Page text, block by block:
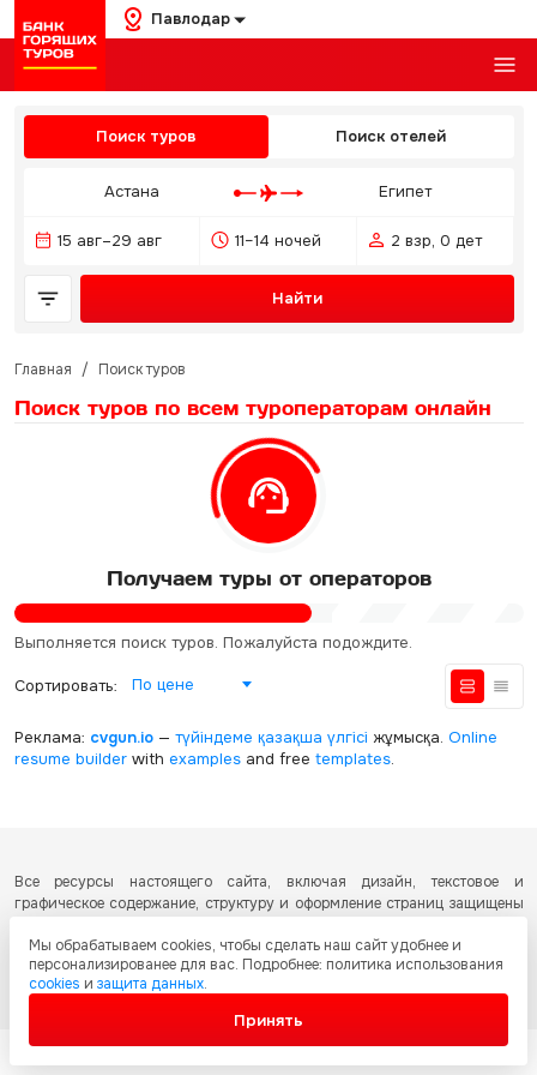
Павлодар
Поиск туров Поиск отелей
Астана Египет
15 авг–29 авг 11–14 ночей 2 взр, 0 дет
Найти
Главная / Поиск туров
Поиск туров по всем туроператорам онлайн
Получаем туры от операторов
Выполняется поиск туров. Пожалуйста подождите.
Сортировать: По цене
Реклама: cvgun.io— түйіндеме қазақша үлгісі жұмысқа. Online
resume builderwith examplesand free templates.
Все ресурсы настоящего сайта, включая дизайн, текстовое и
графическое содержание, структуру и оформление страниц защищены
Казахстан об охране авторских прав и интеллектуальной собственности.
Любое копирование и распространение материалов сайта без
письменного разрешения запрещено.
Мы обрабатываем cookies, чтобы сделать наш сайт удобнее и
персонализированее для вас. Подробнее: политика использования
cookies и защита данных.
Принять